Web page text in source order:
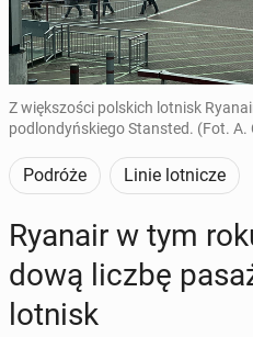
Z większości polskich lotnisk
podlondyńskiego Stansted. (Fot.
Podróże Linie lotnicze
Ryanair w tym
do­wą liczbę
lotnisk